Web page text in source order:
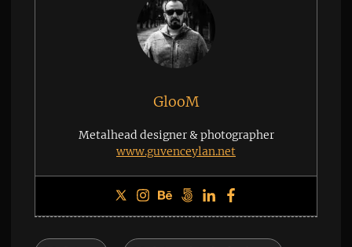
GlooM
Metalhead designer & photographer
www.guvenceylan.net